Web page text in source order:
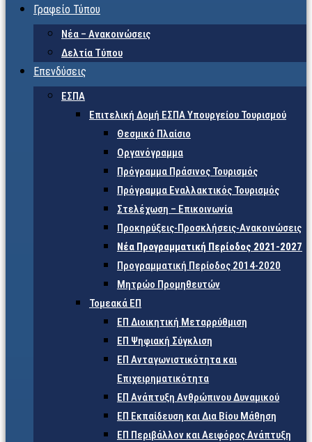
Γραφείο Τύπου
Νέα – Ανακοινώσεις
Δελτία Τύπου
Επενδύσεις
ΕΣΠΑ
Επιτελική Δομή ΕΣΠΑ Υπουργείου Τουρισμού
Θεσμικό Πλαίσιο
Οργανόγραμμα
Πρόγραμμα Πράσινος Τουρισμός
Πρόγραμμα Εναλλακτικός Τουρισμός
Στελέχωση – Επικοινωνία
Προκηρύξεις-Προσκλήσεις-Ανακοινώσεις
Νέα Προγραμματική Περίοδος 2021-2027
Προγραμματική Περίοδος 2014-2020
Μητρώο Προμηθευτών
Τομεακά ΕΠ
ΕΠ Διοικητική Μεταρρύθμιση
ΕΠ Ψηφιακή Σύγκλιση
ΕΠ Ανταγωνιστικότητα και
Επιχειρηματικότητα
ΕΠ Ανάπτυξη Ανθρώπινου Δυναμικού
ΕΠ Εκπαίδευση και Δια Βίου Μάθηση
ΕΠ Περιβάλλον και Αειφόρος Ανάπτυξη